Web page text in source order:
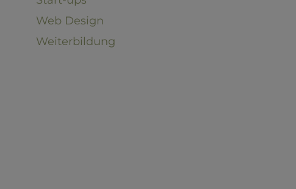
Web Design
Weiterbildung